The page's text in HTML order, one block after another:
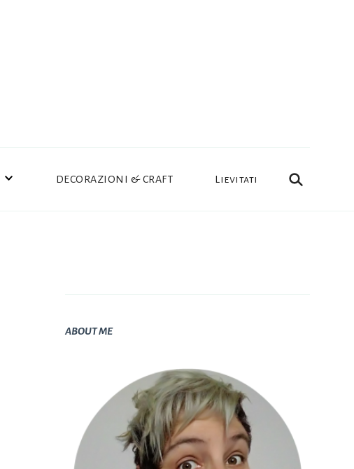
DECORAZIONI & CRAFT Lievitati
ABOUT ME